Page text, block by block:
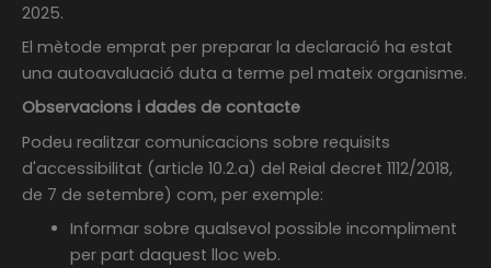
2025.
El mètode emprat per preparar la declaració ha estat
una autoavaluació duta a terme pel mateix organisme.
Observacions i dades de contacte
Podeu realitzar comunicacions sobre requisits
d'accessibilitat (article 10.2.a) del Reial decret 1112/2018,
de 7 de setembre) com, per exemple:
Informar sobre qualsevol possible incompliment
per part daquest lloc web.